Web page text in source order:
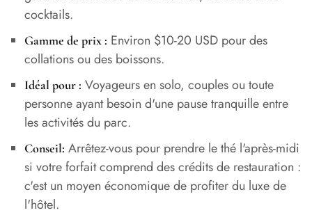
cocktails.
Gamme de prix : Environ $10-20 USD pour des
collations ou des boissons.
Idéal pour : Voyageurs en solo, couples ou toute
personne ayant besoin d'une pause tranquille entre
les activités du parc.
Conseil: Arrêtez-vous pour prendre le thé l'après-midi
si votre forfait comprend des crédits de restauration :
c'est un moyen économique de profiter du luxe de
l'hôtel.